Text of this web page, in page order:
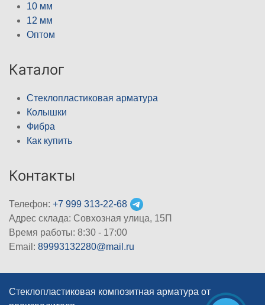
10 мм
12 мм
Оптом
Каталог
Стеклопластиковая арматура
Колышки
Фибра
Как купить
Контакты
Телефон: +7 999 313-22-68
Адрес склада: Совхозная улица, 15П
Время работы: 8:30 - 17:00
Email: 89993132280@mail.ru
Стеклопластиковая композитная арматура от